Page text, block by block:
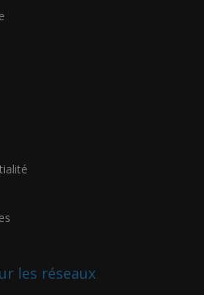
les réseaux